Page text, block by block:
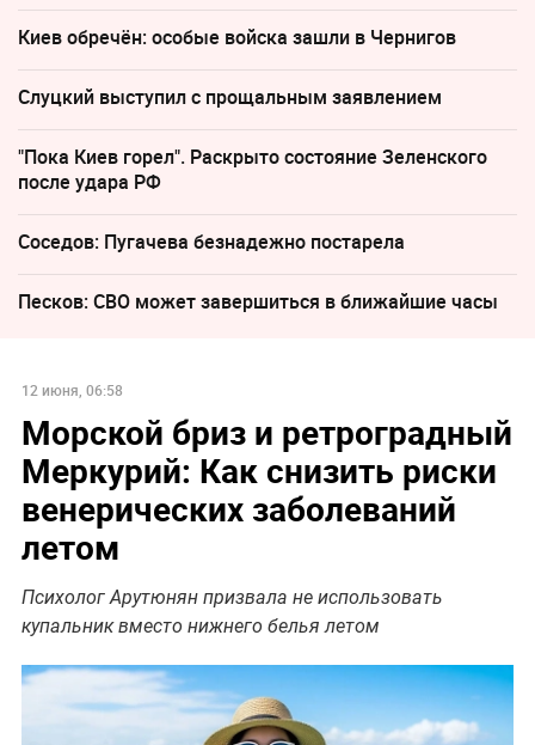
Киев обречён: особые войска зашли в Чернигов
Слуцкий выступил с прощальным заявлением
"Пока Киев горел". Раскрыто состояние Зеленского
после удара РФ
Соседов: Пугачева безнадежно постарела
Песков: СВО может завершиться в ближайшие часы
12 июня, 06:58
Морской бриз и ретроградный
Меркурий: Как снизить риски
венерических заболеваний
летом
Психолог Арутюнян призвала не использовать
купальник вместо нижнего белья летом